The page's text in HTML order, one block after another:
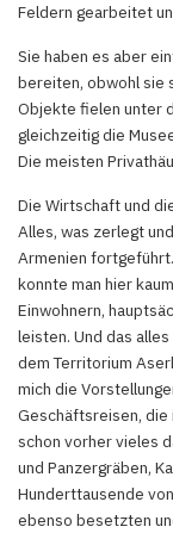
Feldern gearbeitet
Sie haben es aber
bereiten, obwohl sie
Objekte fielen unter
gleichzeitig die
Die meisten
Die Wirtschaft und
Alles, was zerlegt
Armenien
konnte man hier
Einwohnern,
leisten. Und das
dem Territorium
mich die
Geschäftsreisen, die
schon vorher vieles
und Panzergräben,
Hunderttausende
ebenso besetzten